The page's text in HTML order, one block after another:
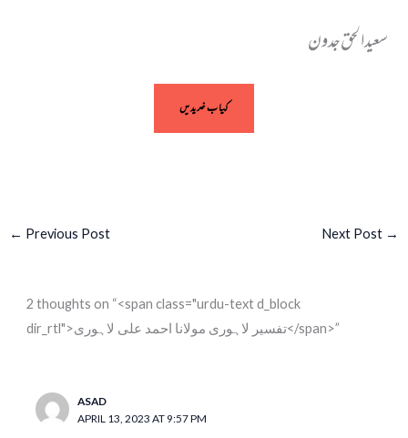
سعیدالحق جدون
کیاب خریدیں
← Previous Post Next Post →
2 thoughts on “<span class="urdu-text d_block
dir_rtl">تفسیر لاہوری مولانا احمد علی لاہوری</span>”
ASAD
APRIL 13, 2023 AT 9:57 PM